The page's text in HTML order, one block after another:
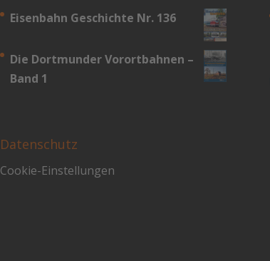
Eisenbahn Geschichte Nr. 136
Die Dortmunder Vorortbahnen –
Band 1
Datenschutz
Cookie-Einstellungen